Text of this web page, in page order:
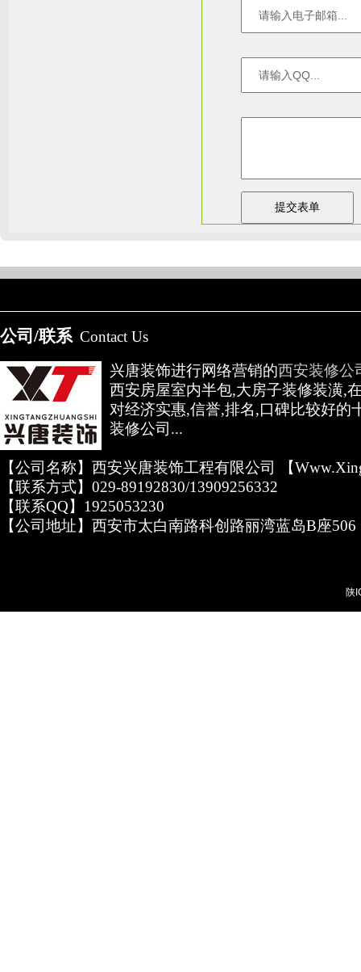
成都别墅装修 别墅样板
公司/联系 Contact Us
兴唐装饰进行网络营销的西安装修公
西安房屋室内半包,大房子装修装潢,
对经济实惠,信誉,排名,口碑比较好的
装修公司...
【公司名称】西安兴唐装饰工程有限公司 【
【联系方式】029-89192830/13909256332
【联系QQ】1925053230
【公司地址】西安市太白南路科创路丽湾蓝岛B座506
陕